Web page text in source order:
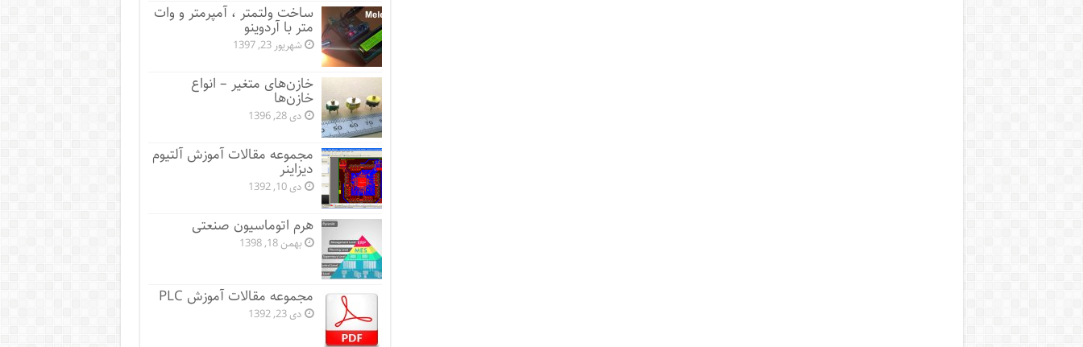
ساخت ولتمتر ، آمپرمتر و وات
متر با آردوینو
شهریور 23, 1397
خازن‌های متغیر – انواع
خازن‌ها
دی 28, 1396
مجموعه مقالات آموزش آلتیوم
دیزاینر
دی 10, 1392
هرم اتوماسیون صنعتی
بهمن 18, 1398
مجموعه مقالات آموزش PLC
دی 23, 1392